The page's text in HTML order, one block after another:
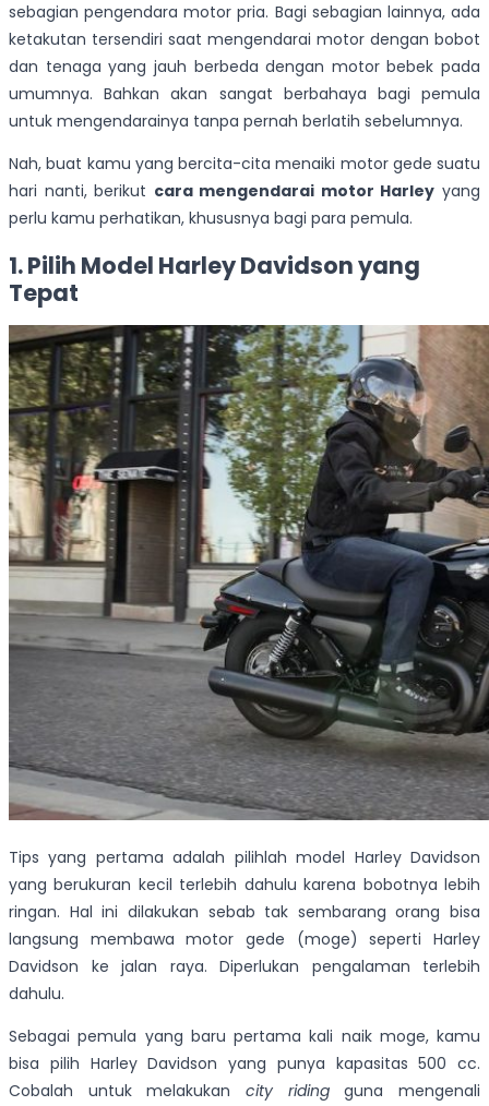
sebagian pengendara motor pria. Bagi sebagian lainnya, ada
ketakutan tersendiri saat mengendarai motor dengan bobot
dan tenaga yang jauh berbeda dengan motor bebek pada
umumnya. Bahkan akan sangat berbahaya bagi pemula
untuk mengendarainya tanpa pernah berlatih sebelumnya.
Nah, buat kamu yang bercita-cita menaiki motor gede suatu
hari nanti, berikut cara mengendarai motor Harley yang
perlu kamu perhatikan, khususnya bagi para pemula.
1. Pilih Model Harley Davidson yang
Tepat
Tips yang pertama adalah pilihlah model Harley Davidson
yang berukuran kecil terlebih dahulu karena bobotnya lebih
ringan. Hal ini dilakukan sebab tak sembarang orang bisa
langsung membawa motor gede (moge) seperti Harley
Davidson ke jalan raya. Diperlukan pengalaman terlebih
dahulu.
Sebagai pemula yang baru pertama kali naik moge, kamu
bisa pilih Harley Davidson yang punya kapasitas 500 cc.
Cobalah untuk melakukan city ridingguna mengenali